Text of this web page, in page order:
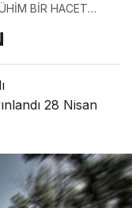
BİR HACET
28 Nisan